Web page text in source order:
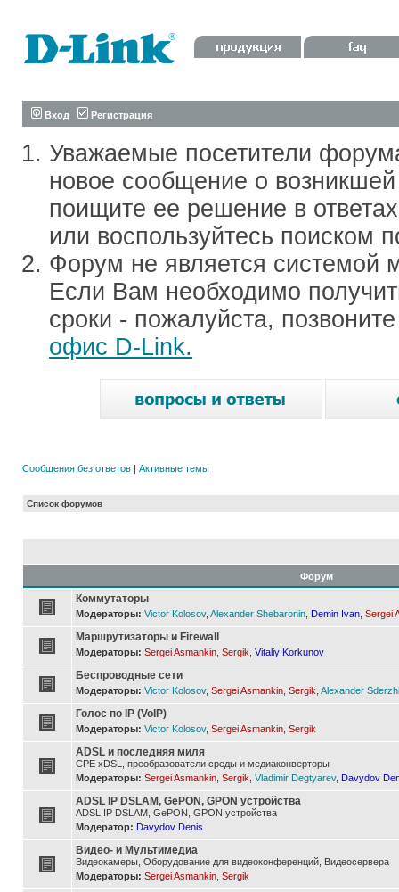
Вход Регистрация
Уважаемые посетители
новое сообщение о
поищите ее решение в
или воспользуйтесь поиском
Форум не является системой
Если Вам необходимо
сроки - пожалуйста,
офис D-Link.
Сообщения без ответов | Активные темы
Список форумов
Форум
Коммутаторы
Модераторы: Victor Kolosov, Alexander Shebaronin Demin Ivan Sergei
Маршрутизаторы и Firewall
Модераторы: Sergei Asmankin Sergik Vitaliy Korkunov
Беспроводные сети
Модераторы: Victor Kolosov, Sergei Asmankin Sergik Alexander
Голос по IP (VoIP)
Модераторы: Victor Kolosov, Sergei Asmankin Sergik
ADSL и последняя миля
CPE xDSL, преобразователи среды и медиаконверторы
Модераторы: Sergei Asmankin Sergik Vladimir Degtyarev, Davydov
ADSL IP DSLAM, GePON, GPON устройства
ADSL IP DSLAM, GePON, GPON устройства
Модератор: Davydov Denis
Видео- и Мультимедиа
Видеокамеры, Оборудование для видеоконференций, Видеосервера
Модераторы: Sergei Asmankin Sergik